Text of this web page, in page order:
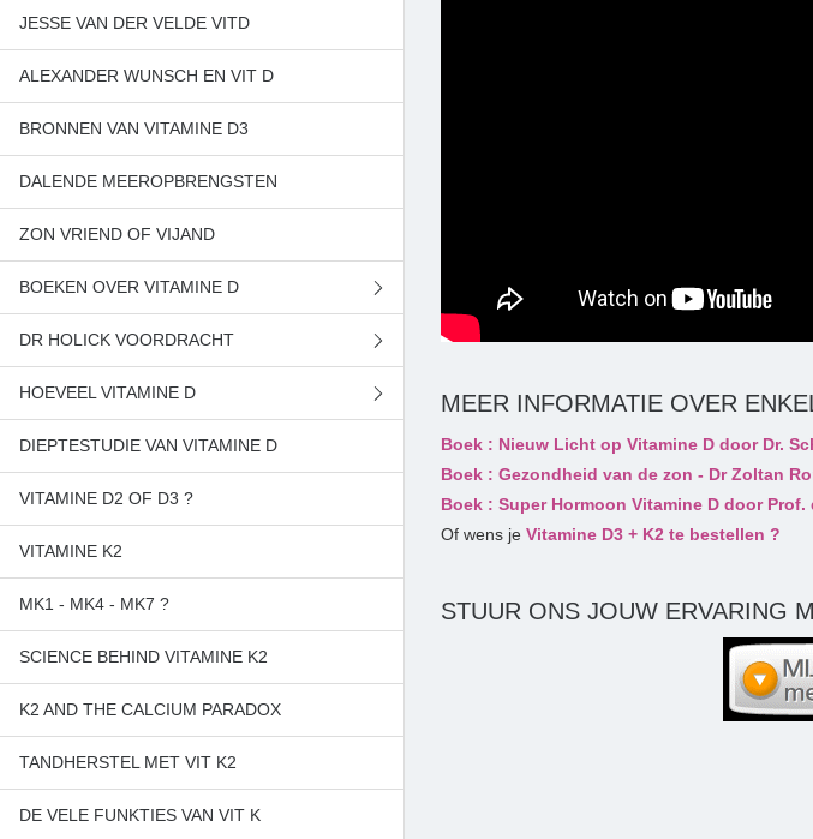
JESSE VAN DER VELDE VITD
ALEXANDER WUNSCH EN VIT D
BRONNEN VAN VITAMINE D3
DALENDE MEEROPBRENGSTEN
ZON VRIEND OF VIJAND
BOEKEN OVER VITAMINE D
NIEUW LICHT OP VITAMINE D
GEZONDHEID VAN DE ZON
SUPER HORMOON VITAMINE D
DR HOLICK VOORDRACHT
PREVENTIE CHRONISCHE ZIEKTES
HOEVEEL VITAMINE D
TE WEINIG VITAMINE D
DIEPTESTUDIE VAN VITAMINE D
VITAMINE D2 OF D3 ?
VITAMINE K2
MK1 - MK4 - MK7 ?
SCIENCE BEHIND VITAMINE K2
K2 AND THE CALCIUM PARADOX
TANDHERSTEL MET VIT K2
DE VELE FUNKTIES VAN VIT K
MEER INFORMATIE OVER
Boek : Nieuw Licht op Vitamine D door Dr.
Boek : Gezondheid van de zon - Dr Zoltan
Boek : Super Hormoon Vitamine D door Prof.
Of wens je Vitamine D3 + K2 te bestellen ?
STUUR ONS JOUW ERVARING